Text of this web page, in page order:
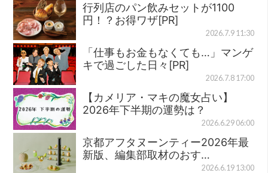
行列店のパン飲みセットが1100
円！？お得ワザ[PR]
2026.7.9 11:30
「仕事もお金もなくても…」マンゲ
キで過ごした日々[PR]
2026.7.8 17:00
【カメリア・マキの魔女占い】
2026年下半期の運勢は？
2026.6.29 06:00
京都アフタヌーンティー2026年最
新版、編集部取材のおす…
2026.6.19 13:00